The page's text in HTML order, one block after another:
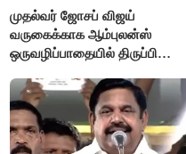
முதல்வர் ஜோசப் விஜய்
வருகைக்காக ஆம்புலன்ஸ்
ஒருவழிப்பாதையில் திருப்பி
தான்..!